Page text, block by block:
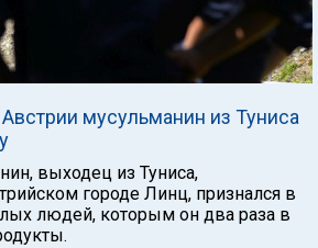
мусульманин из Туниса
выходец из Туниса,
городе Линц, признался в
людей, которым он два раза в